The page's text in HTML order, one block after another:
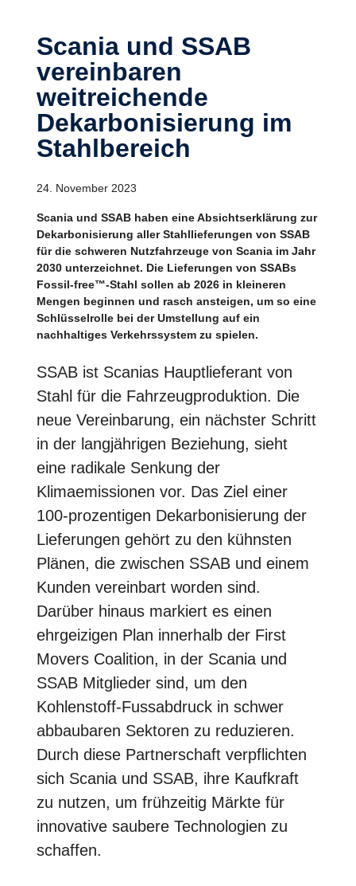
Scania und SSAB
vereinbaren
weitreichende
Dekarbonisierung im
Stahlbereich
24. November 2023
Scania und SSAB haben eine Absichtserklärung zur
Dekarbonisierung aller Stahllieferungen von SSAB
für die schweren Nutzfahrzeuge von Scania im Jahr
2030 unterzeichnet. Die Lieferungen von SSABs
Fossil-free™-Stahl sollen ab 2026 in kleineren
Mengen beginnen und rasch ansteigen, um so eine
Schlüsselrolle bei der Umstellung auf ein
nachhaltiges Verkehrssystem zu spielen.
SSAB ist Scanias Hauptlieferant von
Stahl für die Fahrzeugproduktion. Die
neue Vereinbarung, ein nächster Schritt
in der langjährigen Beziehung, sieht
eine radikale Senkung der
Klimaemissionen vor. Das Ziel einer
100-prozentigen Dekarbonisierung der
Lieferungen gehört zu den kühnsten
Plänen, die zwischen SSAB und einem
Kunden vereinbart worden sind.
Darüber hinaus markiert es einen
ehrgeizigen Plan innerhalb der First
Movers Coalition, in der Scania und
SSAB Mitglieder sind, um den
Kohlenstoff-Fussabdruck in schwer
abbaubaren Sektoren zu reduzieren.
Durch diese Partnerschaft verpflichten
sich Scania und SSAB, ihre Kaufkraft
zu nutzen, um frühzeitig Märkte für
innovative saubere Technologien zu
schaffen.